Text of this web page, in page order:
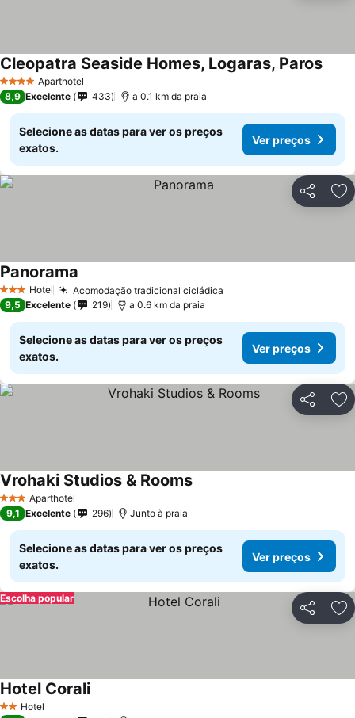
4 EstrelasAparthotel
Cleopatra Seaside Homes, Logaras, ParosVer
8,9 Excelente 433 a 0.1 km da praia
Selecione as datas para ver os preços
exatos.
Ver preços
Partilhar
3 EstrelasHotel Acomodação tradicional cicládica
Panorama
9,5 Excelente 219 a 0.6 km da praia
Selecione as datas para ver os preços
exatos.
Ver preços
Partilhar
3 EstrelasAparthotel
Vrohaki Studios & RoomsVer preços
9,1 Excelente 296 Junto à praia
Selecione as datas para ver os preços
exatos.
Ver preços
Partilhar
Escolha popular
2 Estrelas
Hotel
Hotel CoraliVer preços